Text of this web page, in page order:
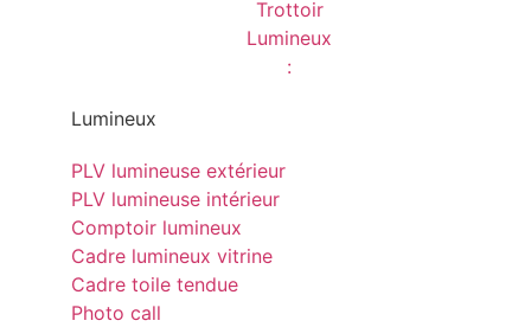
Lumineux
PLV lumineuse extérieur
PLV lumineuse intérieur
Comptoir lumineux
Cadre lumineux vitrine
Cadre toile tendue
Photo call